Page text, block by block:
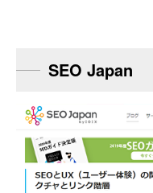
SEO Japan